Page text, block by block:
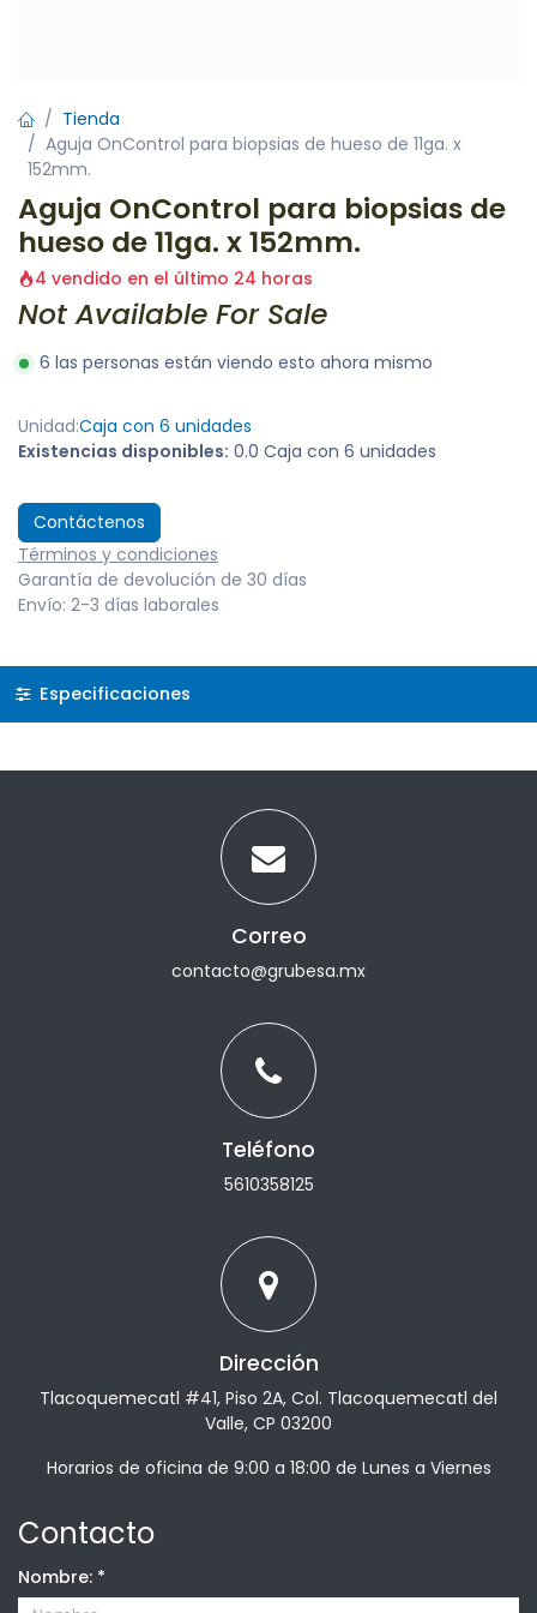
Tienda
Aguja OnControl para biopsias de hueso de 11ga. x
152mm.
Aguja OnControl para biopsias de
hueso de 11ga. x 152mm.
4 vendido en el último 24 horas
Not Available For Sale
6 las personas están viendo esto ahora mismo
Unidad:Caja con 6 unidades
Existencias disponibles: 0.0 Caja con 6 unidades
Contáctenos
Términos y condiciones
Garantía de devolución de 30 días
Envío: 2-3 días laborales
Especificaciones
Correo
contacto@grubesa.mx
Teléfono
5610358125
Dirección
Tlacoquemecatl #41, Piso 2A, Col. Tlacoquemecatl del
Valle, CP 03200
Horarios de oficina de 9:00 a 18:00 de Lunes a Viernes
Contacto
Nombre: *